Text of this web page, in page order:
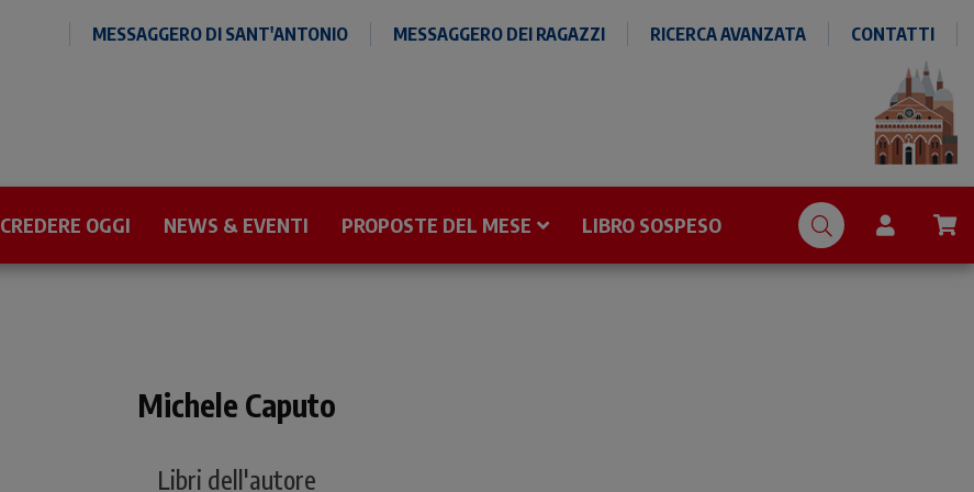
MESSAGGERO DI SANT'ANTONIO MESSAGGERO DEI RAGAZZI RICERCA AVANZATA CONTATTI
CREDERE OGGI NEWS & EVENTI PROPOSTE DEL MESE LIBRO SOSPESO
Michele Caputo
Libri dell'autore